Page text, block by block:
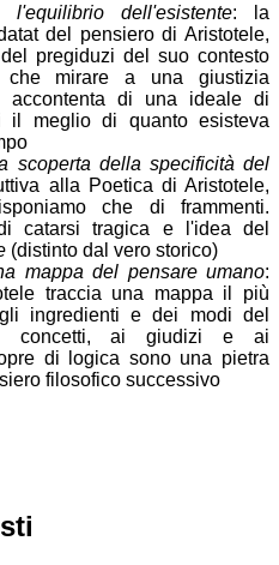
l'equilibrio dell'esistente: la
del pensiero di Aristotele,
pregiduzi del suo contesto
mirare a una giustizia
accontenta di una ideale di
il meglio di quanto esisteva
scoperta della specificità del
alla Poetica di Aristotele,
che di frammenti.
catarsi tragica e l'idea del
(distinto dal vero storico)
mappa del pensare umano:
traccia una mappa il più
ingredienti e dei modi del
concetti, ai giudizi e ai
di logica sono una pietra
filosofico successivo